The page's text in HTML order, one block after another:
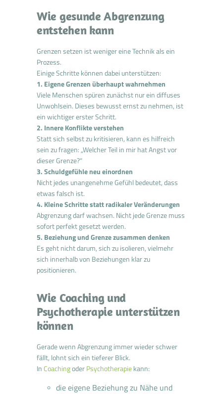
Wie gesunde Abgrenzung
entstehen kann
Grenzen setzen ist weniger eine Technik als ein
Prozess.
Einige Schritte können dabei unterstützen:
1. Eigene Grenzen überhaupt wahrnehmen
Viele Menschen spüren zunächst nur ein diffuses
Unwohlsein. Dieses bewusst ernst zu nehmen, ist
ein wichtiger erster Schritt.
2. Innere Konflikte verstehen
Statt sich selbst zu kritisieren, kann es hilfreich
sein zu fragen: „Welcher Teil in mir hat Angst vor
dieser Grenze?“
3. Schuldgefühle neu einordnen
Nicht jedes unangenehme Gefühl bedeutet, dass
etwas falsch ist.
4. Kleine Schritte statt radikaler Veränderungen
Abgrenzung darf wachsen. Nicht jede Grenze muss
sofort perfekt gesetzt werden.
5. Beziehung und Grenze zusammen denken
Es geht nicht darum, sich zu isolieren, vielmehr
sich innerhalb von Beziehungen klar zu
positionieren.
Wie Coaching und
Psychotherapie unterstützen
können
Gerade wenn Abgrenzung immer wieder schwer
fällt, lohnt sich ein tieferer Blick.
InCoachingoderPsychotherapiekann:
die eigene Beziehung zu Nähe und